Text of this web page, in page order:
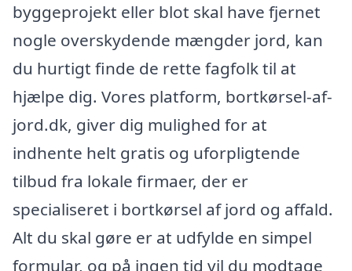
byggeprojekt eller blot skal have fjernet
nogle overskydende mængder jord, kan
du hurtigt finde de rette fagfolk til at
hjælpe dig. Vores platform, bortkørsel-af-
jord.dk, giver dig mulighed for at
indhente helt gratis og uforpligtende
tilbud fra lokale firmaer, der er
specialiseret i bortkørsel af jord og affald.
Alt du skal gøre er at udfylde en simpel
formular, og på ingen tid vil du modtage